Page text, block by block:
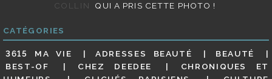
COLLIN
QUI A PRIS CETTE PHOTO !
CATÉGORIES
3615 MA VIE ADRESSES BEAUTÉ
BEAUTÉ
BEST-OF
CHEZ DEEDEE
CHRONIQUES ET